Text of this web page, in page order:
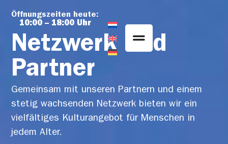
springen
Öffnungszeiten heute:
10:00 – 18:00 Uhr
Netzwerk und
Partner
Gemeinsam mit unseren Partnern und einem
stetig wachsenden Netzwerk bieten wir ein
vielfältiges Kulturangebot für Menschen in
jedem Alter.